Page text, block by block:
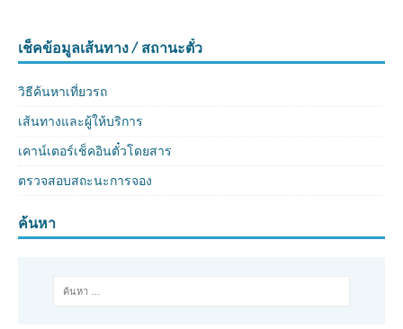
เช็คข้อมูลเส้นทาง / สถานะตั๋ว
วิธีค้นหาเที่ยวรถ
เส้นทางและผู้ให้บริการ
เคาน์เตอร์เช็คอินตั๋วโดยสาร
ตรวจสอบสถะนะการจอง
ค้นหา